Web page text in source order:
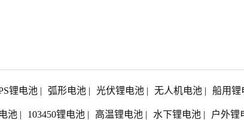
锂电池 | 弧形电池 | 光伏锂电池 | 无人机电池 | 船用
池 | 103450锂电池 | 高温锂电池 | 水下锂电池 | 户外锂